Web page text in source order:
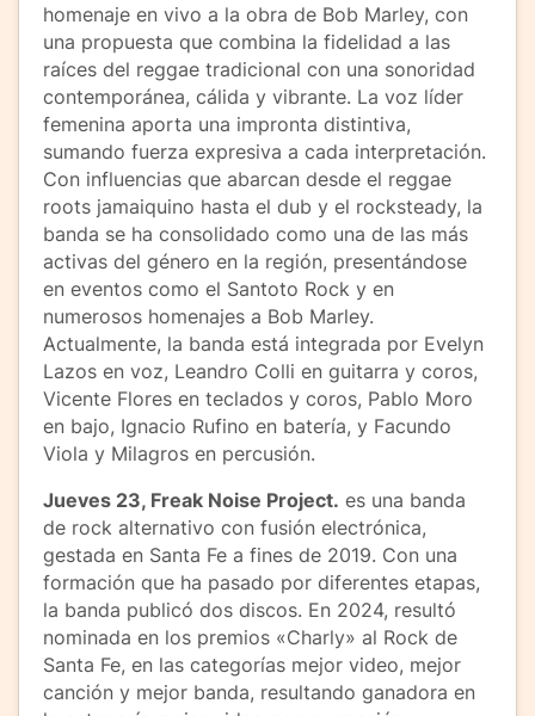
homenaje en vivo a la obra de Bob Marley, con
una propuesta que combina la fidelidad a las
raíces del reggae tradicional con una sonoridad
contemporánea, cálida y vibrante. La voz líder
femenina aporta una impronta distintiva,
sumando fuerza expresiva a cada interpretación.
Con influencias que abarcan desde el reggae
roots jamaiquino hasta el dub y el rocksteady, la
banda se ha consolidado como una de las más
activas del género en la región, presentándose
en eventos como el Santoto Rock y en
numerosos homenajes a Bob Marley.
Actualmente, la banda está integrada por Evelyn
Lazos en voz, Leandro Colli en guitarra y coros,
Vicente Flores en teclados y coros, Pablo Moro
en bajo, Ignacio Rufino en batería, y Facundo
Viola y Milagros en percusión.
Jueves 23, Freak Noise Project. es una banda
de rock alternativo con fusión electrónica,
gestada en Santa Fe a fines de 2019. Con una
formación que ha pasado por diferentes etapas,
la banda publicó dos discos. En 2024, resultó
nominada en los premios «Charly» al Rock de
Santa Fe, en las categorías mejor video, mejor
canción y mejor banda, resultando ganadora en